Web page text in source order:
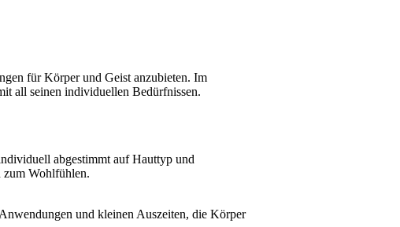
für Körper und Geist anzubieten. Im
all seinen individuellen Bedürfnissen.
abgestimmt auf Hauttyp und
zum Wohlfühlen.
und kleinen Auszeiten, die Körper